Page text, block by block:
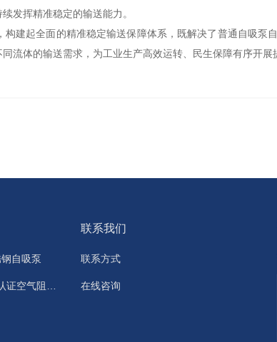
发挥精准稳定的输送能力。
建起全面的精准稳定输送保障体系，既解决了普通自吸泵
流体的输送需求，为工业生产高效运转、民生保障有序开展
自吸泵
联系我们
联系方式
在线咨询